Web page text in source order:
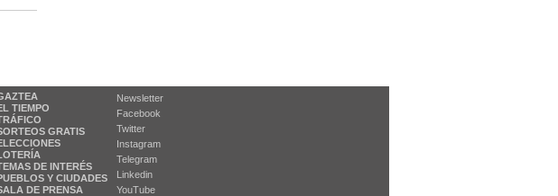
TIEMPO
GRATIS
DE INTERÉS
Y CIUDADES
DE PRENSA
Newsletter
Facebook
Twitter
Instagram
Telegram
Linkedin
YouTube